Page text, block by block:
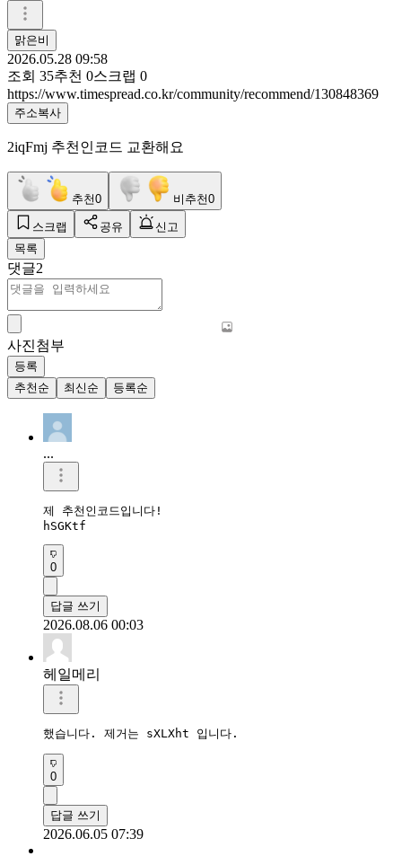
맑은비
2026.05.28 09:58
조회 35추천 0스크랩 0
https://www.timespread.co.kr/community/recommend/130848369
주소복사
2iqFmj 추천인코드 교환해요
추천0 비추천0
스크랩 공유
신고
목록
댓글2
사진첨부
등록
추천순
최신순 등록순
...
제 추천인코드입니다!
hSGKtf
0
답글 쓰기
2026.08.06 00:03
헤일메리
했습니다. 제거는 sXLXht 입니다.
0
답글 쓰기
2026.06.05 07:39